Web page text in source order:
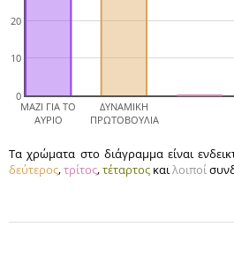
ΜΑΖΙ ΓΙΑ ΤΟ
ΑΥΡΙΟ
ΔΥΝΑΜΙΚΗ
ΠΡΩΤΟΒΟΥΛΙΑ
0
10
20
Τα χρώματα στο διάγραμμα είναι
δεύτερος,τρίτος,τέταρτος καιλοιποί